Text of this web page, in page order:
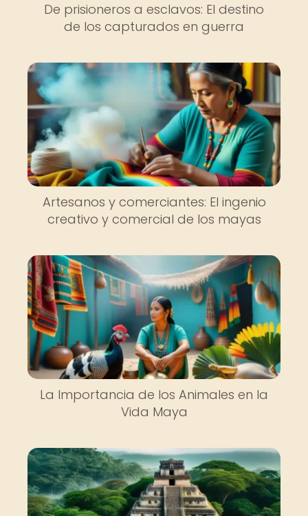
De prisioneros a esclavos: El destino
de los capturados en guerra
Artesanos y comerciantes: El ingenio
creativo y comercial de los mayas
La Importancia de los Animales en la
Vida Maya